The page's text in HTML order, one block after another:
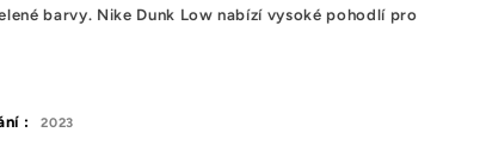
barvy. Nike Dunk Low nabízí vysoké pohodlí pro
: 2023